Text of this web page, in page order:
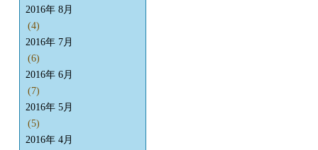
2016年 8月
(4)
2016年 7月
(6)
2016年 6月
(7)
2016年 5月
(5)
2016年 4月